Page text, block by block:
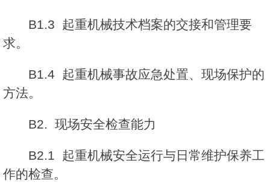
B1.3 起重机械技术档案的交接和管理要
求。
B1.4 起重机械事故应急处置、现场保护的
方法。
B2. 现场安全检查能力
B2.1 起重机械安全运行与日常维护保养工
作的检查。